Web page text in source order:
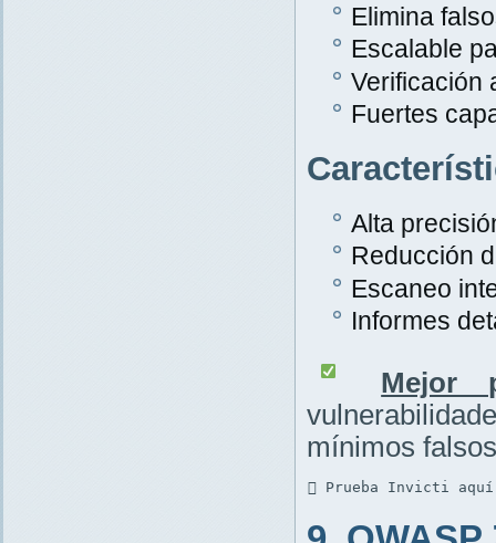
Elimina
Escalable
Verificación
Fuertes
Alta
Reducción
Escaneo
Informes
Mejor
mínimos
 Prueba Invicti